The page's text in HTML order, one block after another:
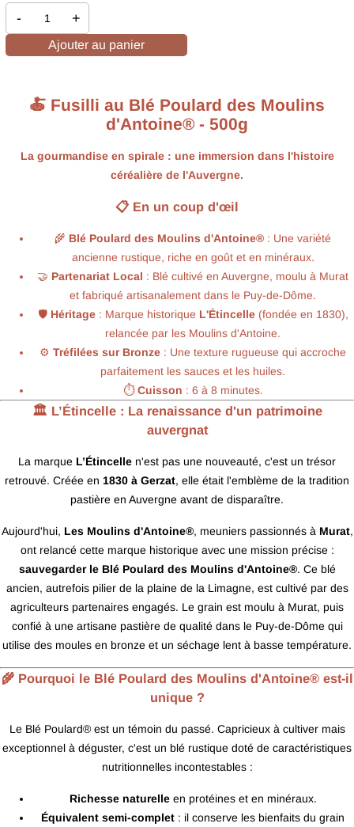
- +
Ajouter au panier
🍝 Fusilli au Blé Poulard des Moulins
d'Antoine® - 500g
La gourmandise en spirale : une immersion dans l'histoire
céréalière de l'Auvergne.
📋 En un coup d'œil
🌾 Blé Poulard des Moulins d'Antoine® : Une variété
ancienne rustique, riche en goût et en minéraux.
🤝 Partenariat Local : Blé cultivé en Auvergne, moulu à Murat
et fabriqué artisanalement dans le Puy-de-Dôme.
🛡️ Héritage: Marque historique L'Étincelle(fondée en 1830),
relancée par les Moulins d'Antoine.
⚙️ Tréfilées sur Bronze : Une texture rugueuse qui accroche
parfaitement les sauces et les huiles.
⏱️Cuisson : 6 à 8 minutes.
🏛️ L’Étincelle : La renaissance d'un patrimoine
auvergnat
La marque L’Étincelle n'est pas une nouveauté, c'est un trésor
retrouvé. Créée en 1830 à Gerzat, elle était l'emblème de la tradition
pastière en Auvergne avant de disparaître.
Aujourd'hui, Les Moulins d'Antoine®, meuniers passionnés à Murat,
ont relancé cette marque historique avec une mission précise :
sauvegarder le Blé Poulard des Moulins d'Antoine®. Ce blé
ancien, autrefois pilier de la plaine de la Limagne, est cultivé par des
agriculteurs partenaires engagés. Le grain est moulu à Murat, puis
confié à une artisane pastière de qualité dans le Puy-de-Dôme qui
utilise des moules en bronze et un séchage lent à basse température.
🌾 Pourquoi le Blé Poulard des Moulins d'Antoine® est-il
unique ?
Le Blé Poulard® est un témoin du passé. Capricieux à cultiver mais
exceptionnel à déguster, c'est un blé rustique doté de caractéristiques
nutritionnelles incontestables :
Richesse naturelleen protéines et en minéraux.
Équivalent semi-complet : il conserve les bienfaits du grain